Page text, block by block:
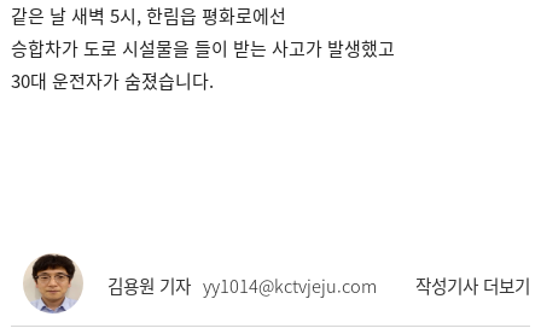
같은 날 새벽 5시, 한림읍 평화로에선
승합차가 도로 시설물을 들이 받는 사고가 발생했고
30대 운전자가 숨졌습니다.
김용원 기자 yy1014@kctvjeju.com 작성기사 더보기